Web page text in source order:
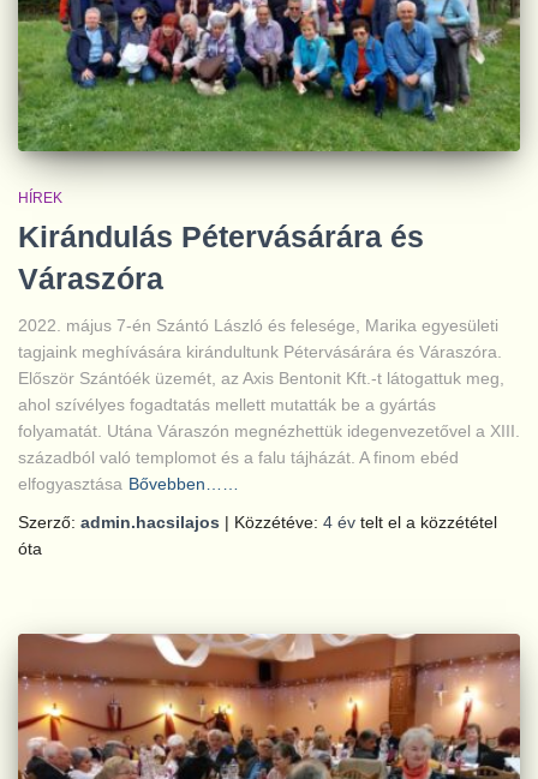
HÍREK
Kirándulás Pétervásárára és
Váraszóra
2022. május 7-én Szántó László és felesége, Marika egyesületi
tagjaink meghívására kirándultunk Pétervásárára és Váraszóra.
Először Szántóék üzemét, az Axis Bentonit Kft.-t látogattuk meg,
ahol szívélyes fogadtatás mellett mutatták be a gyártás
folyamatát. Utána Váraszón megnézhettük idegenvezetővel a XIII.
századból való templomot és a falu tájházát. A finom ebéd
elfogyasztása Bővebben……
Szerző: admin.hacsilajos | Közzétéve: 4 év telt el a közzététel
óta